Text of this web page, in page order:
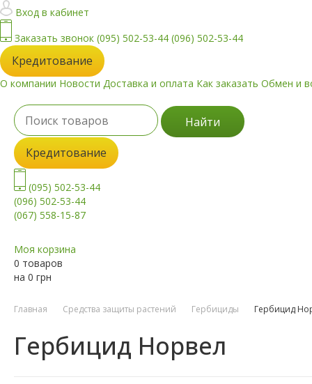
Вход в кабинет
Заказать звонок (095) 502-53-44 (096) 502-53-44
Кредитование
О компании Новости Доставка и оплата Как заказать Обмен и
Найти
Кредитование
(095) 502-53-44
(096) 502-53-44
(067) 558-15-87
Моя корзина
0 товаров
на 0 грн
Главная Средства защиты растений Гербициды Гербицид
Гербицид Норвел